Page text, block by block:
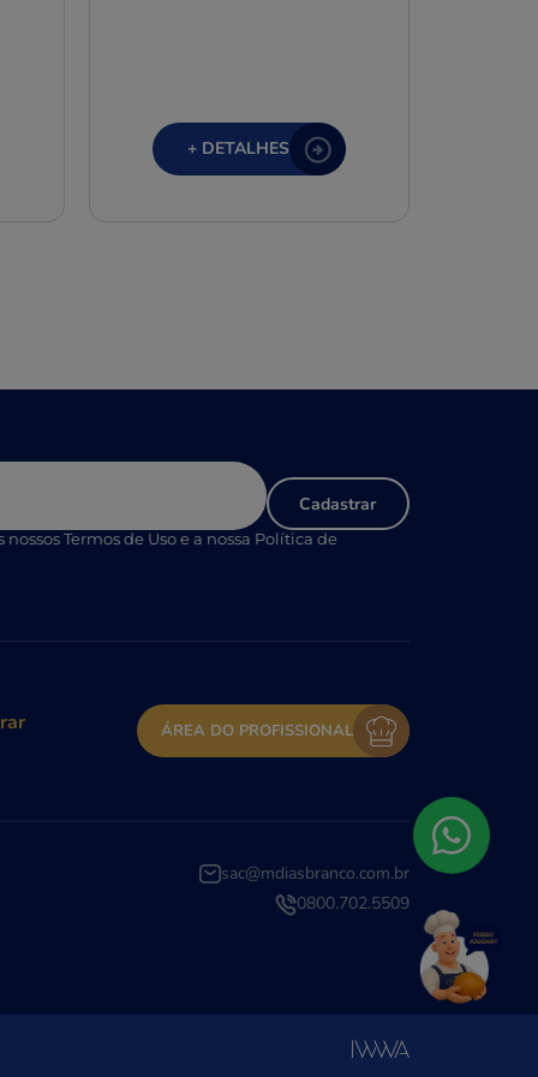
+ DETALHES
Cadastrar
Termos de Uso e a nossa Política de
ÁREA DO PROFISSIONAL
sac@mdiasbranco.com.br
0800.702.5509